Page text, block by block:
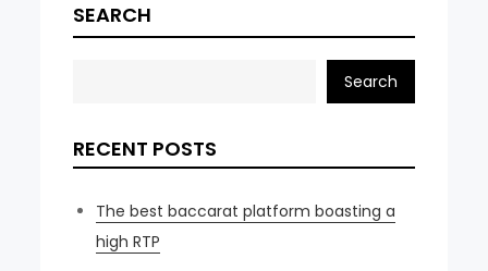
SEARCH
Search
RECENT POSTS
The best baccarat platform boasting a
high RTP